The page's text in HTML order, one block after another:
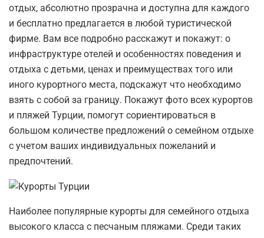
отдых, абсолютно прозрачна и доступна для каждого
и бесплатно предлагается в любой туристической
фирме. Вам все подробно расскажут и покажут: о
инфраструктуре отелей и особенностях поведения и
отдыха с детьми, ценах и преимуществах того или
иного курортного места, подскажут что необходимо
взять с собой за границу. Покажут фото всех курортов
и пляжей Турции, помогут сориентироваться в
большом количестве предложений о семейном отдыхе
с учетом ваших индивидуальных пожеланий и
предпочтений.
Наиболее популярные курорты для семейного отдыха
высокого класса с песчаным пляжами. Среди таких